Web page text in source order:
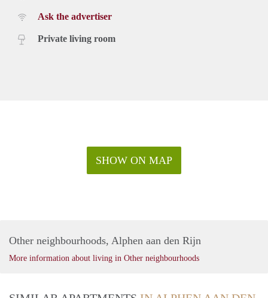
Ask the advertiser
Private living room
SHOW ON MAP
Other neighbourhoods, Alphen aan den Rijn
More information about living in Other neighbourhoods